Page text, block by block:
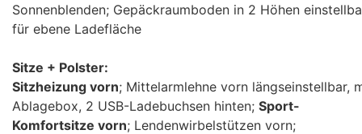
Sonnenblenden; Gepäckraumboden in 2 Höhen
für ebene Ladefläche
Sitze + Polster:
Sitzheizung vorn; Mittelarmlehne vorn längseinstellbar,
Ablagebox, 2 USB-Ladebuchsen hinten; Sport-
Komfortsitze vorn; Lendenwirbelstützen vorn;